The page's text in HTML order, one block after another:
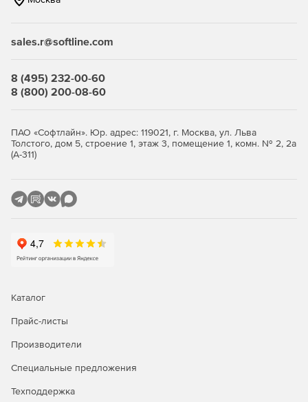
sales.r@softline.com
8 (495) 232-00-60
8 (800) 200-08-60
ПАО «Софтлайн». Юр. адрес: 119021, г. Москва, ул. Льва
Толстого, дом 5, строение 1, этаж 3, помещение 1, комн. № 2, 2а
(А-311)
Каталог
Прайс-листы
Производители
Специальные предложения
Техподдержка